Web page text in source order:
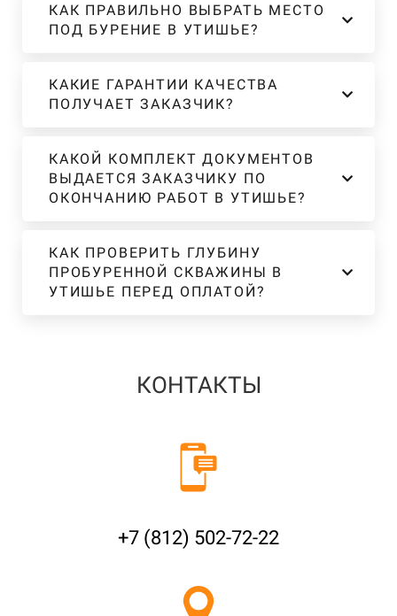
КАК ПРАВИЛЬНО ВЫБРАТЬ МЕСТО
ПОД БУРЕНИЕ В УТИШЬЕ?
КАКИЕ ГАРАНТИИ КАЧЕСТВА
ПОЛУЧАЕТ ЗАКАЗЧИК?
КАКОЙ КОМПЛЕКТ ДОКУМЕНТОВ
ВЫДАЕТСЯ ЗАКАЗЧИКУ ПО
ОКОНЧАНИЮ РАБОТ В УТИШЬЕ?
КАК ПРОВЕРИТЬ ГЛУБИНУ
ПРОБУРЕННОЙ СКВАЖИНЫ В
УТИШЬЕ ПЕРЕД ОПЛАТОЙ?
КОНТАКТЫ
+7 (812) 502-72-22